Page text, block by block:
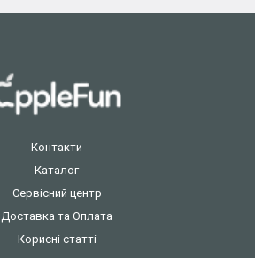
Контакти
Каталог
Сервісний центр
Доставка та Оплата
Корисні статті